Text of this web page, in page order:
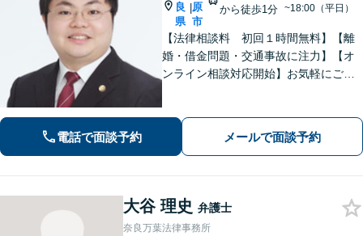
良
県
|原
市
から徒歩1分 ~18:00（平日）
【法律相談料 初回１時間無料】【離
婚・借金問題・交通事故に注力】【オ
ンライン相談対応開始】お気軽にご相
ます。【土日・夜間相談に対応】
電話で面談予約 メールで面談予約
大谷 理史 弁護士
奈良万葉法律事務所